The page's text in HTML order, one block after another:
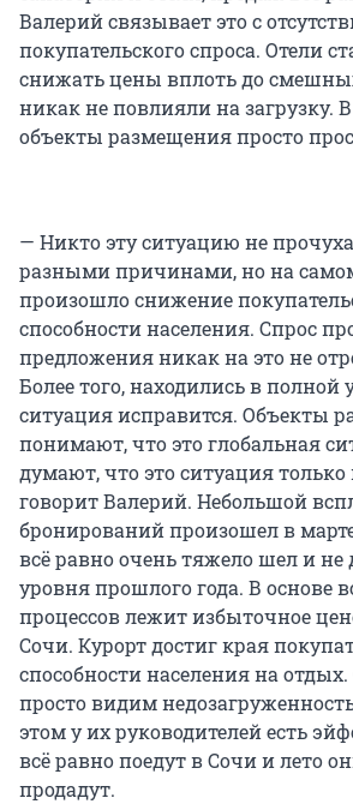
Валерий связывает это с
покупательского спроса. Отели
снижать цены вплоть до
никак не повлияли на загрузку.
объекты размещения просто
— Никто эту ситуацию не
разными причинами, но на
произошло снижение
способности населения. Спрос
предложения никак на это не
Более того, находились в полной
ситуация исправится. Объекты
понимают, что это глобальная
думают, что это ситуация только
говорит Валерий. Небольшой
бронирований произошел в
всё равно очень тяжело шел и не
уровня прошлого года. В основе
процессов лежит избыточное
Сочи. Курорт достиг края
способности населения на
просто видим
этом у их руководителей есть
всё равно поедут в Сочи и лето
продадут.